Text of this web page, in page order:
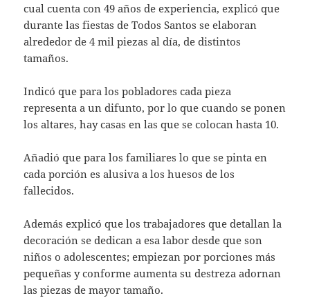
cual cuenta con 49 años de experiencia, explicó que
durante las fiestas de Todos Santos se elaboran
alrededor de 4 mil piezas al día, de distintos
tamaños.
Indicó que para los pobladores cada pieza
representa a un difunto, por lo que cuando se ponen
los altares, hay casas en las que se colocan hasta 10.
Añadió que para los familiares lo que se pinta en
cada porción es alusiva a los huesos de los
fallecidos.
Además explicó que los trabajadores que detallan la
decoración se dedican a esa labor desde que son
niños o adolescentes; empiezan por porciones más
pequeñas y conforme aumenta su destreza adornan
las piezas de mayor tamaño.